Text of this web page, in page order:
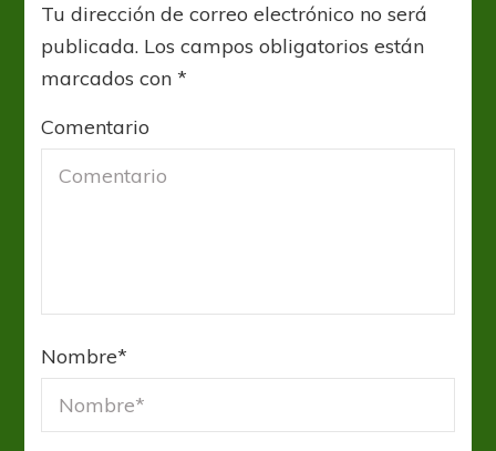
Tu dirección de correo electrónico no será
publicada. Los campos obligatorios están
marcados con*
Comentario
Nombre*